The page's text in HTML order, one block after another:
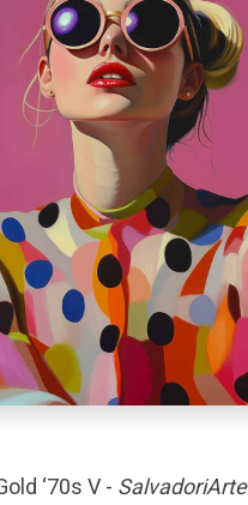
‘70s V - SalvadoriArte